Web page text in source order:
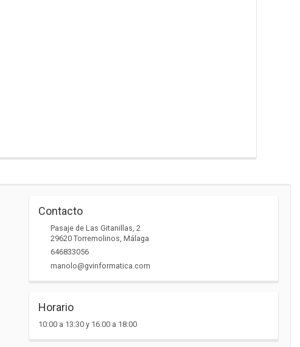
Contacto
Pasaje de Las Gitanillas, 2
29620 Torremolinos, Málaga
646833056
manolo@gvinformatica.com
Horario
10:00 a 13:30 y 16:00 a 18:00